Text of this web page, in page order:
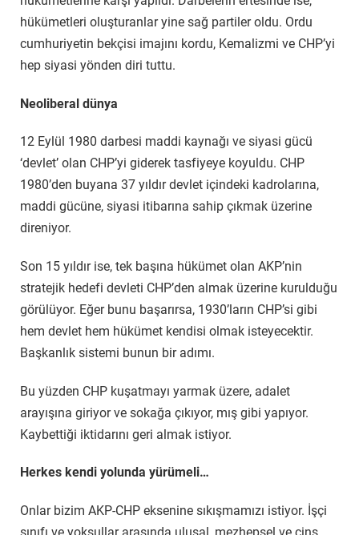
hükümetleri oluşturanlar yine sağ partiler oldu. Ordu
cumhuriyetin bekçisi imajını kordu, Kemalizmi ve CHP’yi
hep siyasi yönden diri tuttu.
Neoliberal dünya
12 Eylül 1980 darbesi maddi kaynağı ve siyasi gücü
‘devlet’ olan CHP’yi giderek tasfiyeye koyuldu. CHP
1980’den buyana 37 yıldır devlet içindeki kadrolarına,
maddi gücüne, siyasi itibarına sahip çıkmak üzerine
direniyor.
Son 15 yıldır ise, tek başına hükümet olan AKP’nin
stratejik hedefi devleti CHP’den almak üzerine kurulduğu
görülüyor. Eğer bunu başarırsa, 1930’ların CHP’si gibi
hem devlet hem hükümet kendisi olmak isteyecektir.
Başkanlık sistemi bunun bir adımı.
Bu yüzden CHP kuşatmayı yarmak üzere, adalet
arayışına giriyor ve sokağa çıkıyor, mış gibi yapıyor.
Kaybettiği iktidarını geri almak istiyor.
Herkes kendi yolunda yürümeli…
Onlar bizim AKP-CHP eksenine sıkışmamızı istiyor. İşçi